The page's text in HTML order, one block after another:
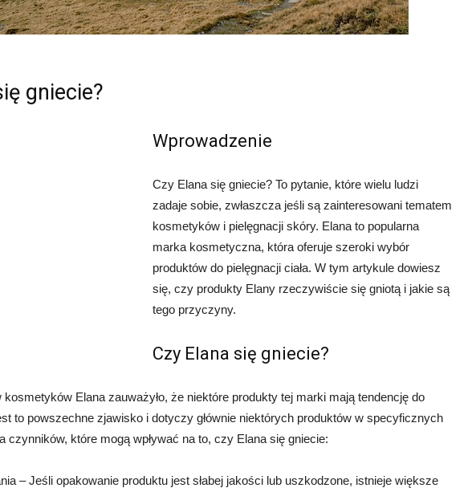
gniecie?
Wprowadzenie
Czy Elana się gniecie? To pytanie, które wielu ludzi
zadaje sobie, zwłaszcza jeśli są zainteresowani tematem
kosmetyków i pielęgnacji skóry. Elana to popularna
marka kosmetyczna, która oferuje szeroki wybór
produktów do pielęgnacji ciała. W tym artykule dowiesz
się, czy produkty Elany rzeczywiście się gniotą i jakie są
tego przyczyny.
Czy Elana się gniecie?
Elana zauważyło, że niektóre produkty tej marki mają tendencję do
to powszechne zjawisko i dotyczy głównie niektórych produktów w specyficznych
czynników, które mogą wpływać na to, czy Elana się gniecie:
– Jeśli opakowanie produktu jest słabej jakości lub uszkodzone, istnieje większe